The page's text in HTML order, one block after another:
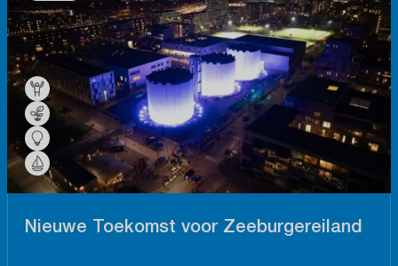
Nieuwe Toekomst voor Zeeburgereiland